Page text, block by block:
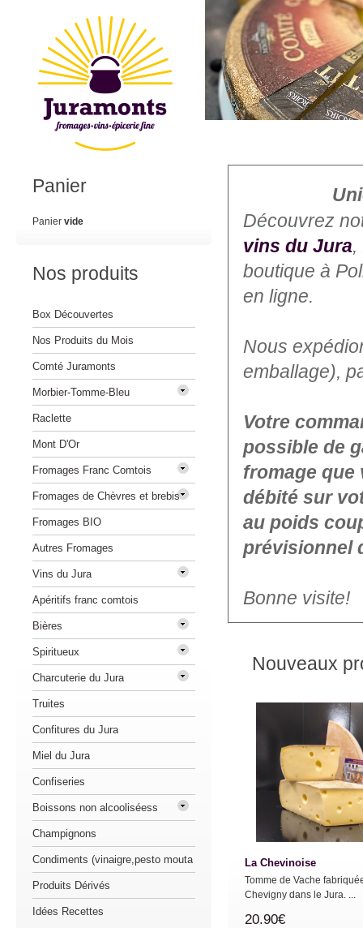
Découvrez
vins du Jura,
boutique à
en ligne.
Nous
emballage),
Votre
possible de
fromage que
débité sur
au poids
prévisionnel
Bonne visite!
Nouveaux
La Chevinoise
Tomme de Vache
Chevigny dans le Jura. ...
20.90€
Panier
Panier vide
Nos produits
Box Découvertes
Nos Produits du Mois
Comté Juramonts
Morbier-Tomme-Bleu
Raclette
Mont D'Or
Fromages Franc Comtois
Fromages de Chèvres et brebis
Fromages BIO
Autres Fromages
Vins du Jura
Apéritifs franc comtois
Bières
Spiritueux
Charcuterie du Jura
Truites
Confitures du Jura
Miel du Jura
Confiseries
Boissons non alcooliséess
Champignons
Condiments (vinaigre,pesto mouta
Produits Dérivés
Idées Recettes